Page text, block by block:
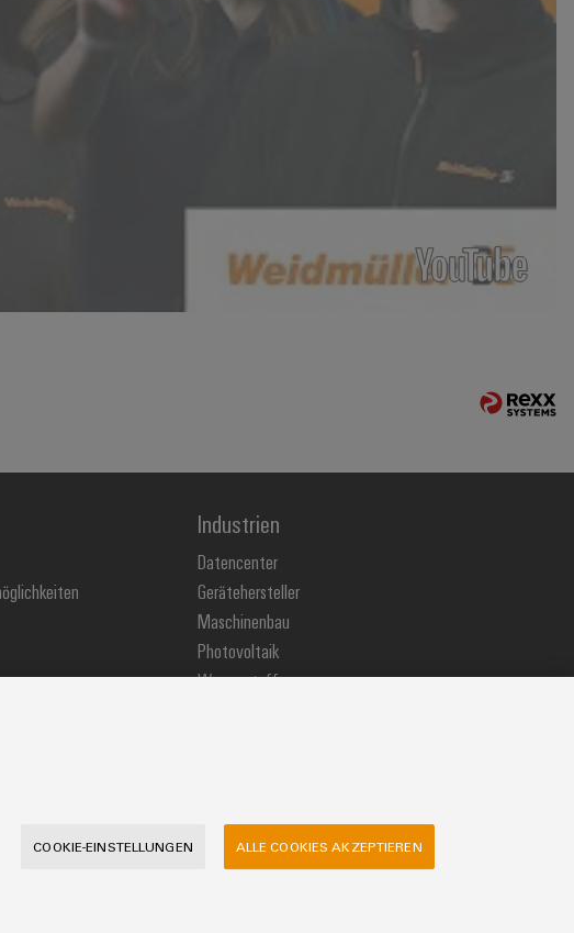
Industrien
Datencenter
Gerätehersteller
Maschinenbau
Photovoltaik
Wasserstoff
COOKIE-EINSTELLUNGEN ALLE COOKIES AKZEPTIEREN